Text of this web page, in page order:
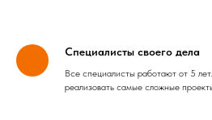
Специалисты своего дела
Все специалисты работают от 5
реализовать самые сложные